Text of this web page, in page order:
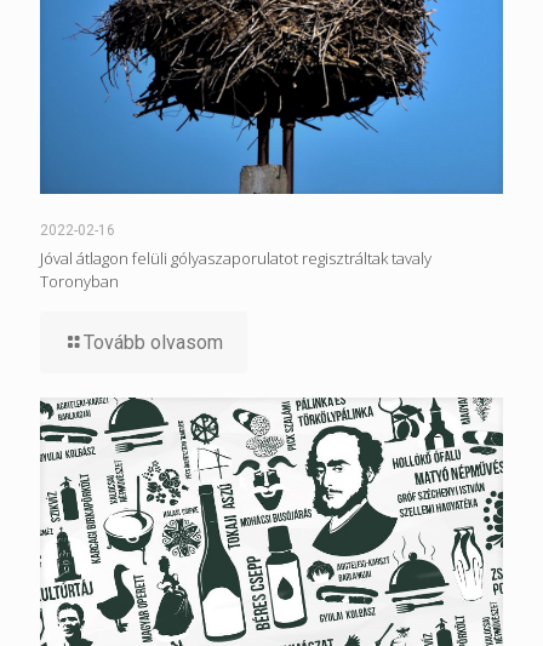
2022-02-16
Jóval átlagon felüli gólyaszaporulatot regisztráltak tavaly
Toronyban
Tovább olvasom